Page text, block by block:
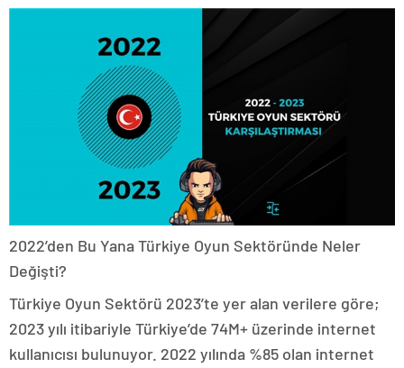
2022’den Bu Yana Türkiye Oyun Sektöründe Neler
Değişti?
Türkiye Oyun Sektörü 2023’te yer alan verilere göre;
2023 yılı itibariyle Türkiye’de 74M+ üzerinde internet
kullanıcısı bulunuyor. 2022 yılında %85 olan internet